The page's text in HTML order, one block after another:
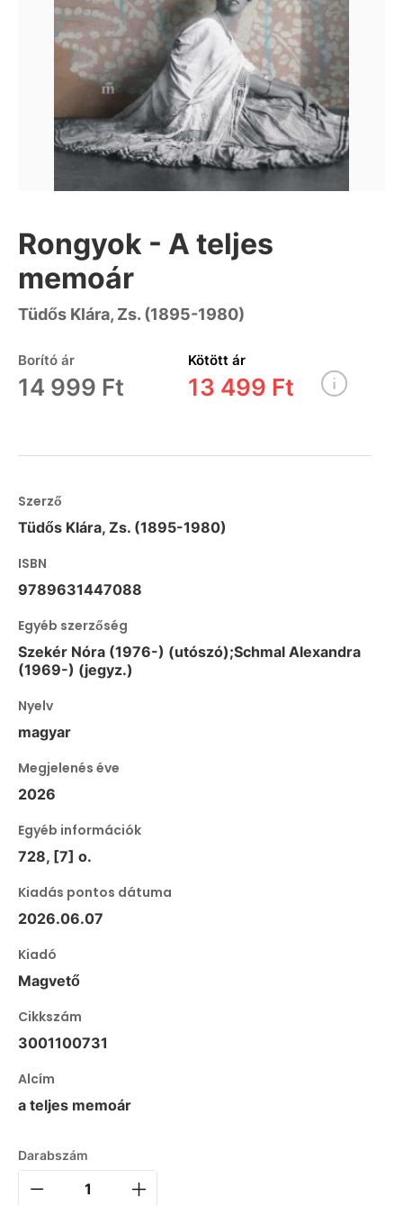
Rongyok - A teljes
memoár
Tüdős Klára, Zs. (1895-1980)
Borító ár
14 999 Ft
Kötött ár
13 499 Ft
Szerző
Tüdős Klára, Zs. (1895-1980)
ISBN
9789631447088
Egyéb szerzőség
Szekér Nóra (1976-) (utószó);Schmal Alexandra
(1969-) (jegyz.)
Nyelv
magyar
Megjelenés éve
2026
Egyéb információk
728, [7] o.
Kiadás pontos dátuma
2026.06.07
Kiadó
Magvető
Cikkszám
3001100731
Alcím
a teljes memoár
Darabszám